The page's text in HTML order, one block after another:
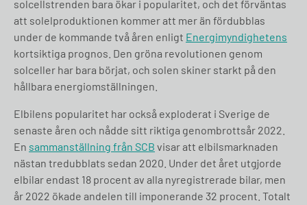
solcellstrenden bara ökar i popularitet, och det förväntas
att solelproduktionen kommer att mer än fördubblas
under de kommande två åren enligt Energimyndighetens
kortsiktiga prognos. Den gröna revolutionen genom
solceller har bara börjat, och solen skiner starkt på den
hållbara energiomställningen.
Elbilens popularitet har också exploderat i Sverige de
senaste åren och nådde sitt riktiga genombrottsår 2022.
En sammanställning från SCB visar att elbilsmarknaden
nästan tredubblats sedan 2020. Under det året utgjorde
elbilar endast 18 procent av alla nyregistrerade bilar, men
år 2022 ökade andelen till imponerande 32 procent. Totalt